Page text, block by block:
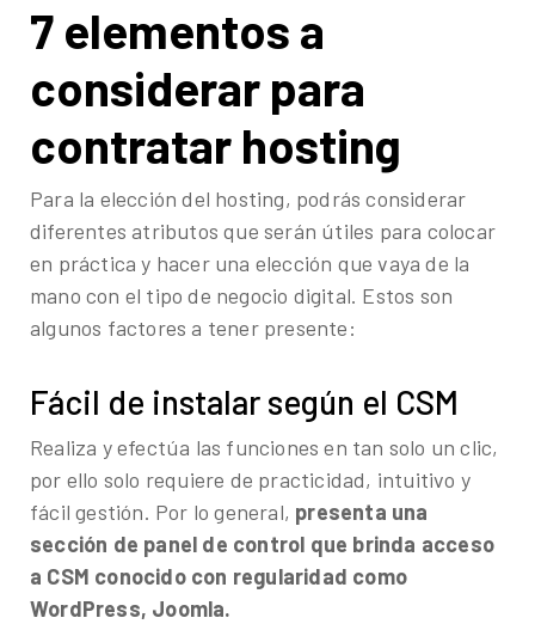
7 elementos a
considerar para
contratar hosting
Para la elección del hosting, podrás considerar
diferentes atributos que serán útiles para colocar
en práctica y hacer una elección que vaya de la
mano con el tipo de negocio digital. Estos son
algunos factores a tener presente:
Fácil de instalar según el CSM
Realiza y efectúa las funciones en tan solo un clic,
por ello solo requiere de practicidad, intuitivo y
fácil gestión. Por lo general, presenta una
sección de panel de control que brinda acceso
a CSM conocido con regularidad como
WordPress, Joomla.